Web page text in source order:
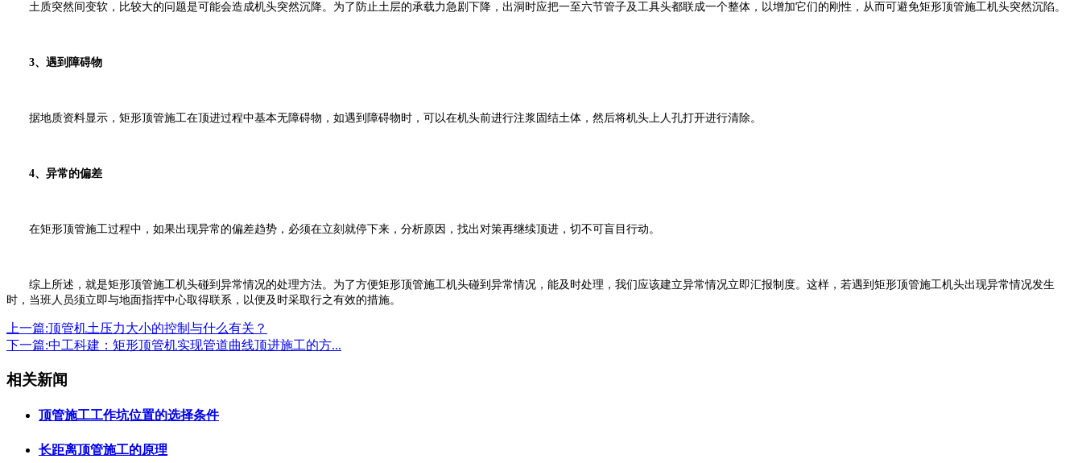
土质突然间变软，比较大的问题是可能会造成机头突然沉降。为了防止土层的承载力急剧下降，出洞时应把一至六节管子及工具头都联成一个整体，以增加它们的刚性，从而可避免矩形顶管施工机头突然沉陷。
3、遇到障碍物
据地质资料显示，矩形顶管施工在顶进过程中基本无障碍物，如遇到障碍物时，可以在机头前进行注浆固结土体，然后将机头上人孔打开进行清除。
4、异常的偏差
在矩形顶管施工过程中，如果出现异常的偏差趋势，必须在立刻就停下来，分析原因，找出对策再继续顶进，切不可盲目行动。
综上所述，就是矩形顶管施工机头碰到异常情况的处理方法。为了方便矩形顶管施工机头碰到异常情况，能及时处理，我们应该建立异常情况立即汇报制度。这样，若遇到矩形顶管施工机头出现异常情况发生
时，当班人员须立即与地面指挥中心取得联系，以便及时采取行之有效的措施。
上一篇:顶管机土压力大小的控制与什么有关？
下一篇:中工科建：矩形顶管机实现管道曲线顶进施工的方...
相关新闻
顶管施工工作坑位置的选择条件
长距离顶管施工的原理